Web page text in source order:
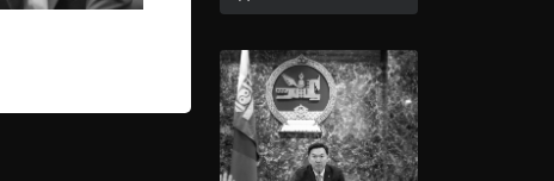
ОНЦГОЙ АЛБАН